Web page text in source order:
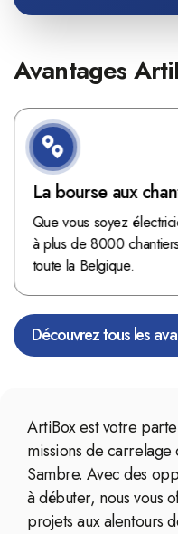
Avantages
La bourse aux
véritable mine d'or
Que vous soyez
à plus de 8000
toute la Belgique.
Découvrez tous les
ArtiBox est votre
missions de
Sambre. Avec des
à débuter, nous vous
projets aux alentours